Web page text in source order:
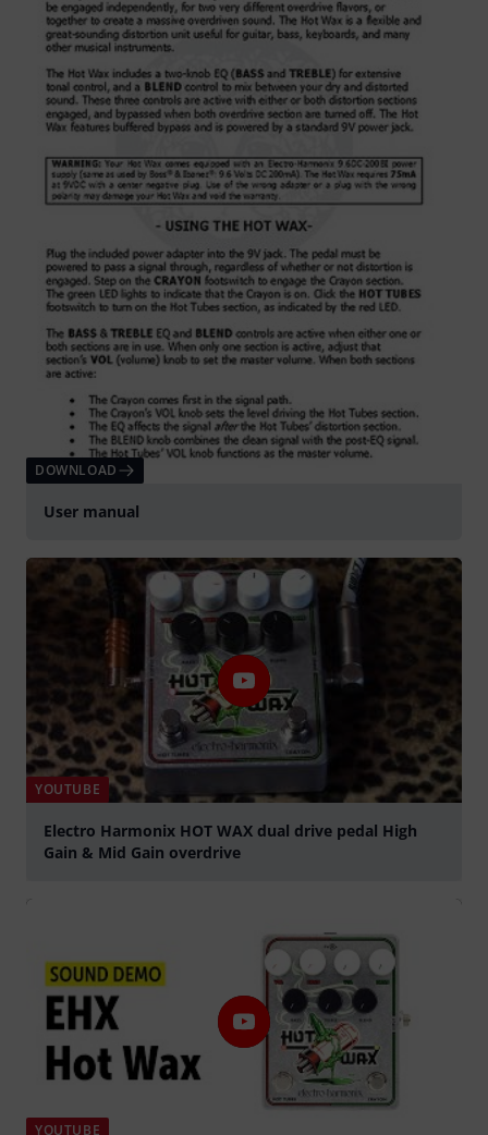
DOWNLOAD
User manual
YOUTUBE
Electro Harmonix HOT WAX dual drive pedal High
Gain & Mid Gain overdrive
YOUTUBE